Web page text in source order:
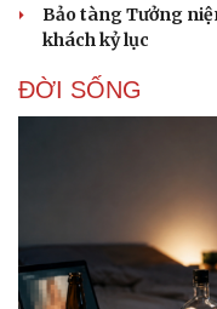
Bảo tàng Tưởng
khách kỷ lục
ĐỜI SỐNG